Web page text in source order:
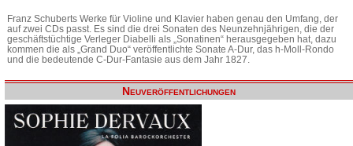
Franz Schuberts Werke für Violine und Klavier haben genau den Umfang, der
auf zwei CDs passt. Es sind die drei Sonaten des Neunzehnjährigen, die der
geschäftstüchtige Verleger Diabelli als „Sonatinen“ herausgegeben hat, dazu
kommen die als „Grand Duo“ veröffentlichte Sonate A-Dur, das h-Moll-Rondo
und die bedeutende C-Dur-Fantasie aus dem Jahr 1827.
Neuveröffentlichungen